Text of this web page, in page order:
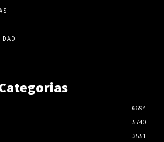
6694
5740
3551